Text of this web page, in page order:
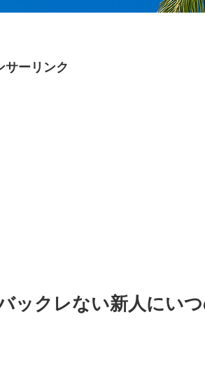
サーリンク
ックレない新人にい